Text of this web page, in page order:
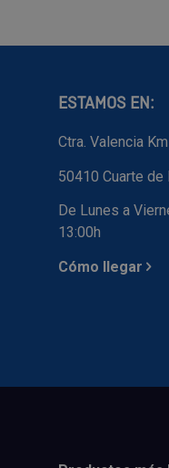
ESTAMOS EN:
Ctra. Valencia
50410 Cuarte de
De Lunes a
13:00h
Cómo llegar